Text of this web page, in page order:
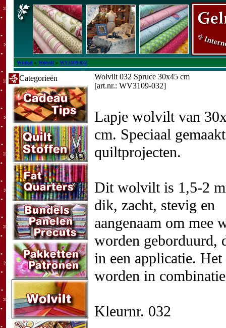
Winkel » Wolvilt » WV3109-032
Categorieën
Wolvilt 032 Spruce 30x45 cm
[art.nr.: WV3109-032]
Lapje wolvilt van
cm. Speciaal
quiltprojecten.
Dit wolvilt is 1,5-2
dik, zacht, stevig en
aangenaam om mee
worden geborduurd,
in een applicatie.
worden in
Kleurnr. 032